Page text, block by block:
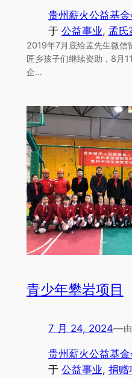
贵州薪火公益基金
于 公益事业, 孟氏
2019年7月底给孟先生微信
匠乡孩子们继续资助，8月
企…
青少年攀岩项目
7 月 24, 2024—由
贵州薪火公益基金
于 公益事业, 捐赠